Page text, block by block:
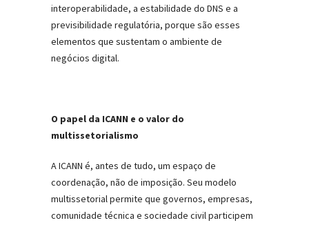
interoperabilidade, a estabilidade do DNS e a
previsibilidade regulatória, porque são esses
elementos que sustentam o ambiente de
negócios digital.
O papel da ICANN e o valor do
multissetorialismo
A ICANN é, antes de tudo, um espaço de
coordenação, não de imposição. Seu modelo
multissetorial permite que governos, empresas,
comunidade técnica e sociedade civil participem